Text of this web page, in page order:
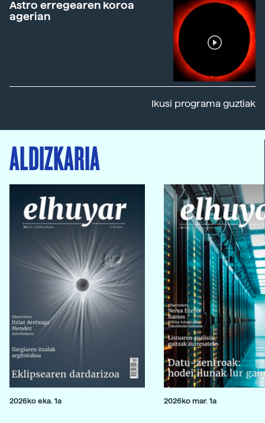
Astro erregearen koroa
agerian
Ikusi programa guztiak
ALDIZKARIA
2026ko eka. 1a 2026ko mar. 1a